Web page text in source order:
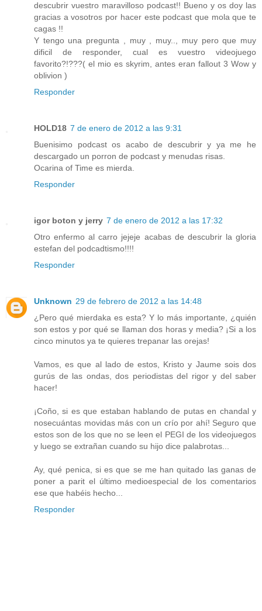
descubrir vuestro maravilloso podcast!! Bueno y os doy las
gracias a vosotros por hacer este podcast que mola que te
cagas !!
Y tengo una pregunta , muy , muy.., muy pero que muy
dificil de responder, cual es vuestro videojuego
favorito?!???( el mio es skyrim, antes eran fallout 3 Wow y
oblivion )
Responder
HOLD18 7 de enero de 2012 a las 9:31
Buenisimo podcast os acabo de descubrir y ya me he
descargado un porron de podcast y menudas risas.
Ocarina of Time es mierda.
Responder
igor boton y jerry 7 de enero de 2012 a las 17:32
Otro enfermo al carro jejeje acabas de descubrir la gloria
estefan del podcadtismo!!!!
Responder
Unknown 29 de febrero de 2012 a las 14:48
¿Pero qué mierdaka es esta? Y lo más importante, ¿quién
son estos y por qué se llaman dos horas y media? ¡Si a los
cinco minutos ya te quieres trepanar las orejas!
Vamos, es que al lado de estos, Kristo y Jaume sois dos
gurús de las ondas, dos periodistas del rigor y del saber
hacer!
¡Coño, si es que estaban hablando de putas en chandal y
nosecuántas movidas más con un crío por ahí! Seguro que
estos son de los que no se leen el PEGI de los videojuegos
y luego se extrañan cuando su hijo dice palabrotas...
Ay, qué penica, si es que se me han quitado las ganas de
poner a parit el último medioespecial de los comentarios
ese que habéis hecho...
Responder